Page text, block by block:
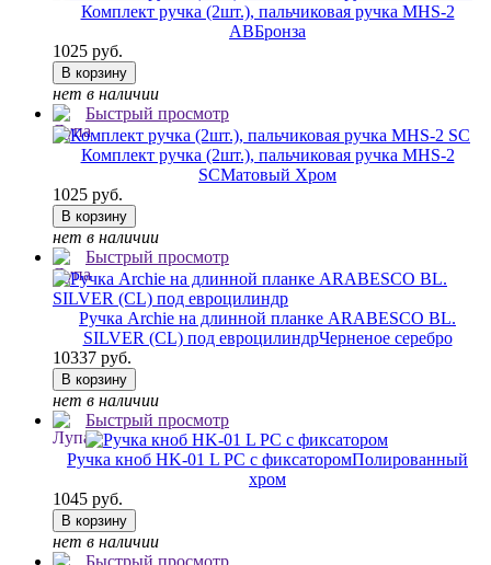
Комплект ручка (2шт.), пальчиковая ручка MHS-2
ABБронза
1025 руб.
В корзину
нет в наличии
Быстрый просмотр
Комплект ручка (2шт.), пальчиковая ручка MHS-2
SCМатовый Хром
1025 руб.
В корзину
нет в наличии
Быстрый просмотр
Ручка Archie на длинной планке ARABESCO BL.
SILVER (CL) под евроцилиндрЧерненое серебро
10337 руб.
В корзину
нет в наличии
Быстрый просмотр
Ручка кноб HK-01 L PC с фиксаторомПолированный
хром
1045 руб.
В корзину
нет в наличии
Быстрый просмотр